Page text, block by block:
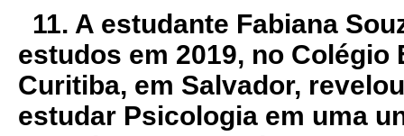
11. A estudante Fabiana
estudos em 2019, no Colégio
Curitiba, em Salvador,
estudar Psicologia em uma